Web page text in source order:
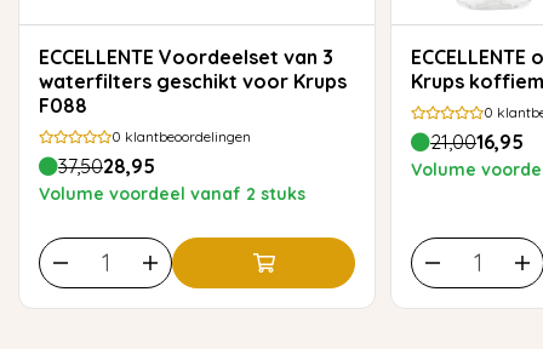
ECCELLENTE Voordeelset van 3
waterfilters geschikt voor Krups
F088
0 klantbeoordelingen
37,5028,95
Volume voordeel vanaf 2 stuks
ECCELLENTE ontkalker voor
Krups
0
21,0016,95
Volume